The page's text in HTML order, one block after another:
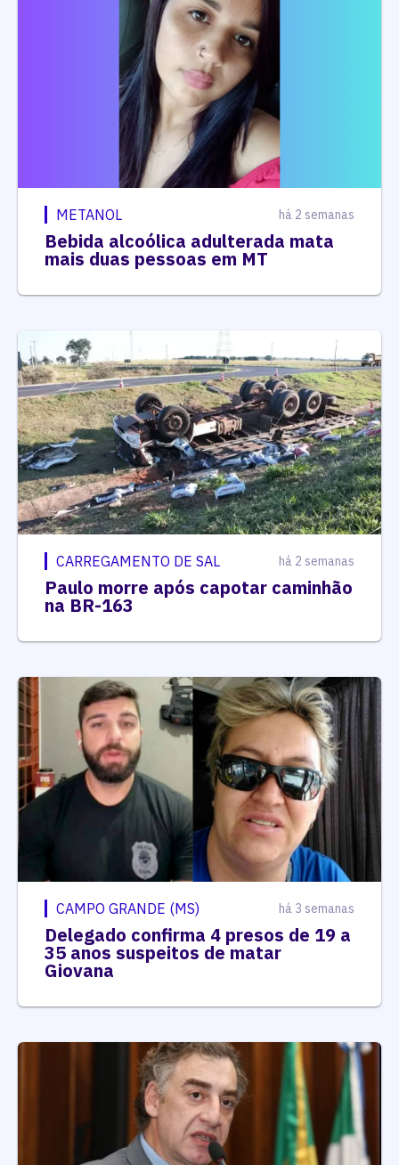
METANOL há 2 semanas
Bebida alcoólica adulterada mata
mais duas pessoas em MT
CARREGAMENTO DE SAL há 2 semanas
Paulo morre após capotar caminhão
na BR-163
CAMPO GRANDE (MS) há 3 semanas
Delegado confirma 4 presos de 19 a
35 anos suspeitos de matar
Giovana